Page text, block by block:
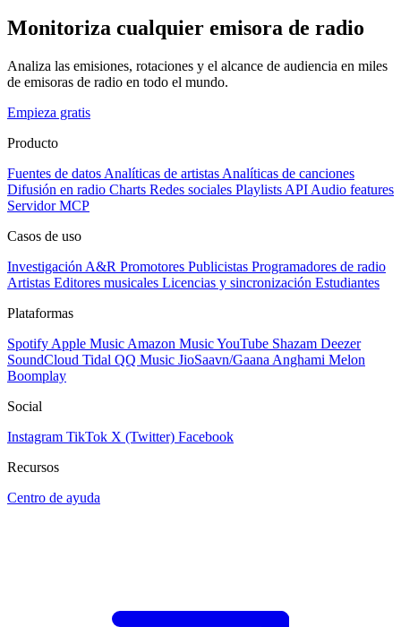
Monitoriza cualquier emisora de radio
Analiza las emisiones, rotaciones y el alcance de audiencia en miles
de emisoras de radio en todo el mundo.
Empieza gratis
Producto
Fuentes de datos Analíticas de artistas Analíticas de canciones
Difusión en radio Charts Redes sociales Playlists API Audio features
Servidor MCP
Casos de uso
Investigación A&R Promotores Publicistas Programadores de radio
Artistas Editores musicales Licencias y sincronización Estudiantes
Plataformas
Spotify Apple Music Amazon MusicYouTube Shazam Deezer
SoundCloud Tidal QQ Music JioSaavn/Gaana Anghami Melon
Boomplay
Social
Instagram TikTok X (Twitter) Facebook
Recursos
Centro de ayuda